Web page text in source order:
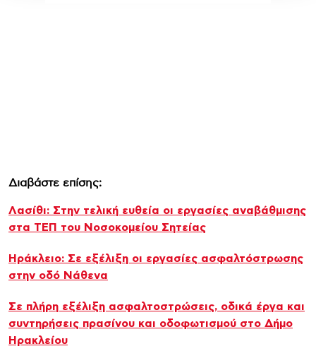
Διαβάστε επίσης:
Λασίθι: Στην τελική ευθεία οι εργασίες αναβάθμισης
στα ΤΕΠ του Νοσοκομείου Σητείας
Ηράκλειο: Σε εξέλιξη οι εργασίες ασφαλτόστρωσης
στην οδό Νάθενα
Σε πλήρη εξέλιξη ασφαλτοστρώσεις, οδικά έργα και
συντηρήσεις πρασίνου και οδοφωτισμού στο Δήμο
Ηρακλείου